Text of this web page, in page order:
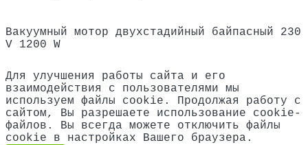
Вакуумный мотор двухстадийный байпасный 230
V
1200 W
Для улучшения работы сайта и его
взаимодействия с пользователями мы
используем файлы cookie. Продолжая работу с
сайтом, Вы разрешаете использование cookie-
файлов. Вы всегда можете отключить файлы
cookie в настройках Вашего браузера.